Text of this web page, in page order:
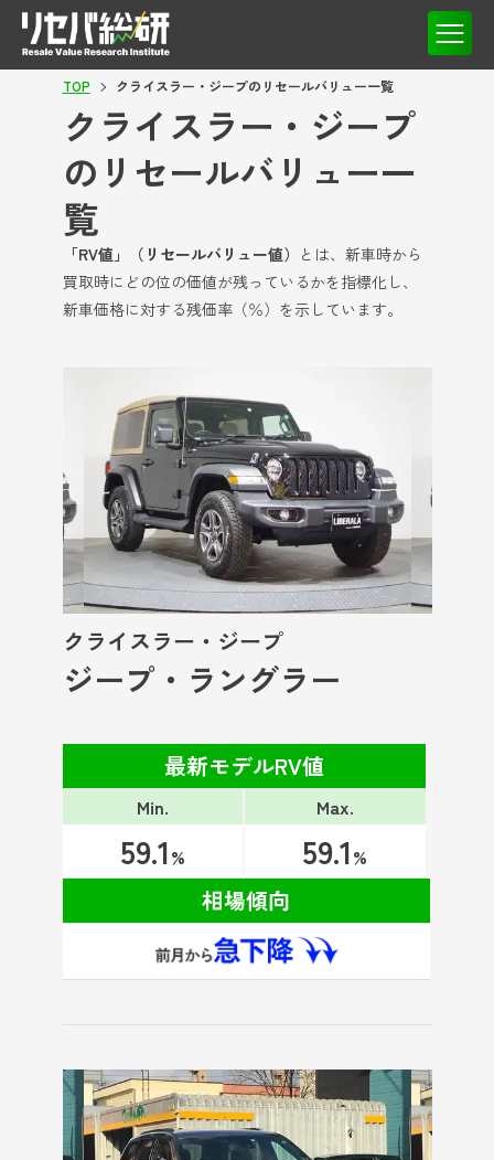
TOP クライスラー・ジープのリセールバリュー一覧
クライスラー・ジープ
のリセールバリュー一
覧
「RV値」（リセールバリュー値） とは、新車時から
買取時にどの位の価値が残っているかを指標化し、
新車価格に対する残価率（％）を示しています。
クライスラー・ジープ
ジープ・ラングラー
最新モデルRV値
Min.
59.1%
Max.
59.1%
相場傾向